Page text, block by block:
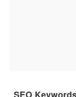
SEO Keywords